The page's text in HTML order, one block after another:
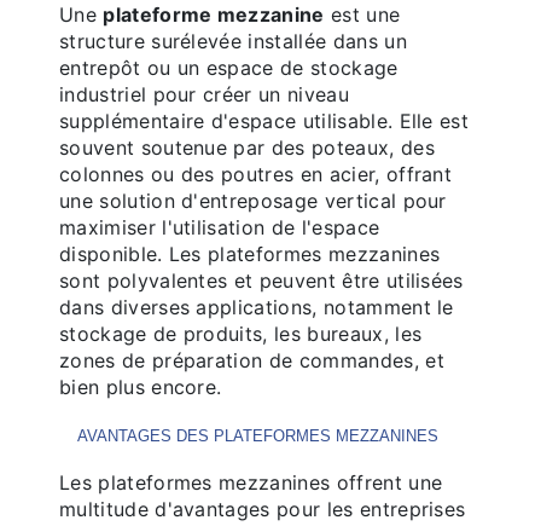
Une plateforme mezzanine est une
structure surélevée installée dans un
entrepôt ou un espace de stockage
industriel pour créer un niveau
supplémentaire d'espace utilisable. Elle est
souvent soutenue par des poteaux, des
colonnes ou des poutres en acier, offrant
une solution d'entreposage vertical pour
maximiser l'utilisation de l'espace
disponible. Les plateformes mezzanines
sont polyvalentes et peuvent être utilisées
dans diverses applications, notamment le
stockage de produits, les bureaux, les
zones de préparation de commandes, et
bien plus encore.
AVANTAGES DES PLATEFORMES MEZZANINES
Les plateformes mezzanines offrent une
multitude d'avantages pour les entreprises